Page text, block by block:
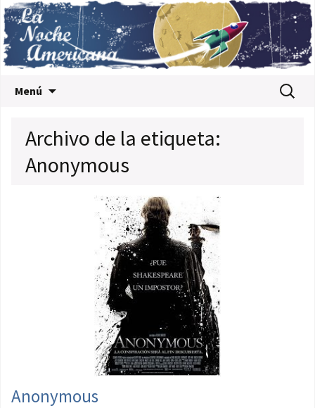
Menú Buscar:
Archivo de la etiqueta:
Anonymous
Anonymous